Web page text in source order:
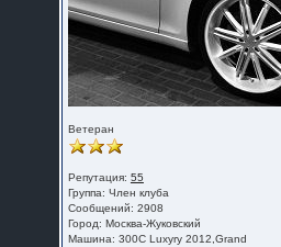
Ветеран
Репутация: 55
Группа: Член клуба
Сообщений: 2908
Город: Москва-Жуковский
Машина: 300C Luxyry 2012,Grand